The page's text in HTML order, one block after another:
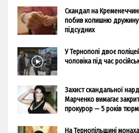
Скандал на
побив колишню дружину
підсудних
У Тернополі двоє
чоловіка під час
Захист скандальної
Марченко вимагає
прокурор — 5 років
На Тернопільщині